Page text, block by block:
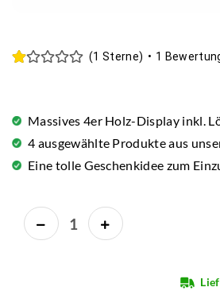
(1 Sterne) • 1
Massives 4er Holz-Display inkl.
4 ausgewählte Produkte aus
Eine tolle Geschenkidee zum